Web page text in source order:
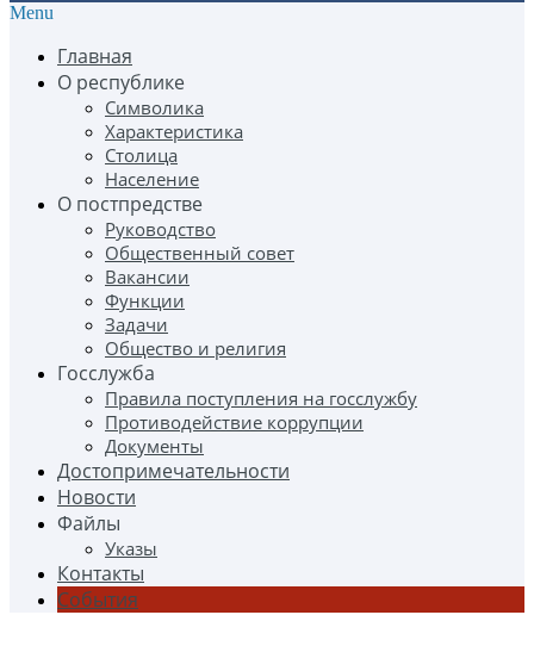
Menu
Главная
О республике
Символика
Характеристика
Столица
Население
О постпредстве
Руководство
Общественный совет
Вакансии
Функции
Задачи
Общество и религия
Госслужба
Правила поступления на госслужбу
Противодействие коррупции
Документы
Достопримечательности
Новости
Файлы
Указы
Контакты
События